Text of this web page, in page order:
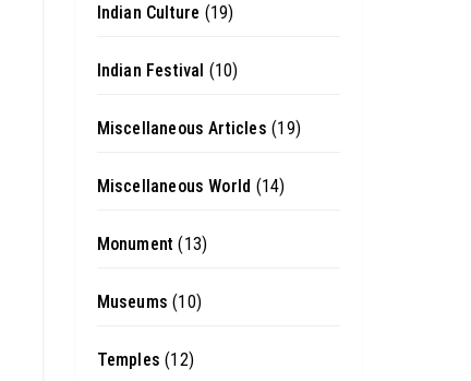
Indian Culture (19)
Indian Festival (10)
Miscellaneous Articles (19)
Miscellaneous World (14)
Monument (13)
Museums (10)
Temples (12)